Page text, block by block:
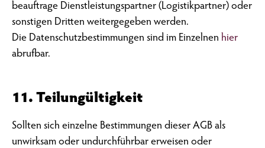
beauftrage Dienstleistungspartner (Logistikpartner) oder
sonstigen Dritten weitergegeben werden.
Die Datenschutzbestimmungen sind im Einzelnen hier
abrufbar.
11. Teilungültigkeit
Sollten sich einzelne Bestimmungen dieser AGB als
unwirksam oder undurchführbar erweisen oder